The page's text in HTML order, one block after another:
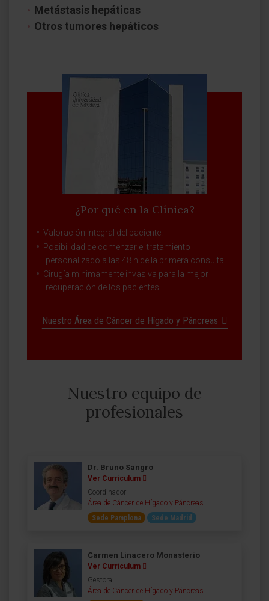
Metástasis hepáticas
Otros tumores hepáticos
¿Por qué en la Clínica?
Valoración integral del paciente.
Posibilidad de comenzar el tratamiento
personalizado a las 48 h de la primera consulta.
Cirugía minimamente invasiva para la mejor
recuperación de los pacientes.
Nuestro Área de Cáncer de Hígado y Páncreas
Nuestro equipo de
profesionales
Dr. Bruno Sangro
Ver Curriculum
Coordinador
Área de Cáncer de Hígado y Páncreas
Sede Pamplona
Sede Madrid
Carmen Linacero Monasterio
Ver Curriculum
Gestora
Área de Cáncer de Hígado y Páncreas